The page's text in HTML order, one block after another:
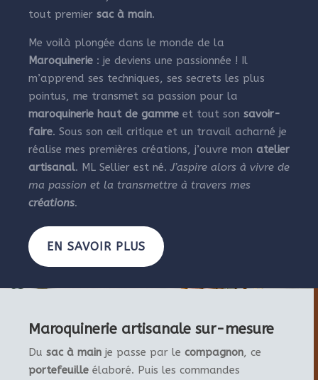
tout premier sac à main.
Me voilà plongée dans le monde de la
Maroquinerie : je deviens une passionnée ! Il
m’apprend ses techniques, ses secrets les plus
pointus, me transmet sa passion pour la
maroquinerie haut de gamme et tout son savoir-
faire. Sous son œil critique et un travail acharné je
réalise mes premières créations, j’ouvre mon atelier
artisanal. ML Sellier est né. J’aspire alors à vivre de
ma passion et la transmettre à travers mes
créations.
EN SAVOIR PLUS
Maroquinerie artisanale sur-mesure
Du sac à main je passe par le compagnon, ce
portefeuille élaboré. Puis les commandes